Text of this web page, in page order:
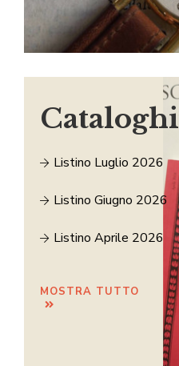
Cataloghi
Listino Luglio 2026
Listino Giugno 2026
Listino Aprile 2026
MOSTRA TUTTO